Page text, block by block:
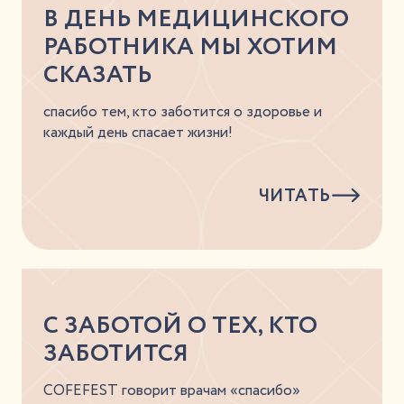
В ДЕНЬ МЕДИЦИНСКОГО
РАБОТНИКА МЫ ХОТИМ
СКАЗАТЬ
спасибо тем, кто заботится о здоровье и
каждый день спасает жизни!
ЧИТАТЬ
С ЗАБОТОЙ О ТЕХ, КТО
ЗАБОТИТСЯ
COFEFEST говорит врачам «спасибо»